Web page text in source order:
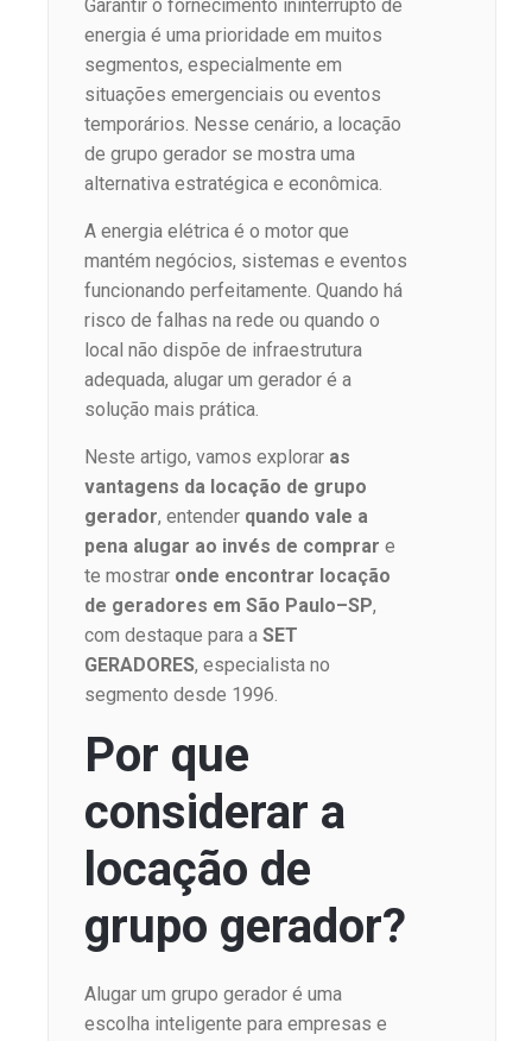
Garantir o fornecimento ininterrupto de
energia é uma prioridade em muitos
segmentos, especialmente em
situações emergenciais ou eventos
temporários. Nesse cenário, a locação
de grupo gerador se mostra uma
alternativa estratégica e econômica.
A energia elétrica é o motor que
mantém negócios, sistemas e eventos
funcionando perfeitamente. Quando há
risco de falhas na rede ou quando o
local não dispõe de infraestrutura
adequada, alugar um gerador é a
solução mais prática.
Neste artigo, vamos explorar as
vantagens da locação de grupo
gerador, entender quando vale a
pena alugar ao invés de comprar e
te mostrar onde encontrar locação
de geradores em São Paulo–SP,
com destaque para a SET
GERADORES, especialista no
segmento desde 1996.
Por que
considerar a
locação de
grupo gerador?
Alugar um grupo gerador é uma
escolha inteligente para empresas e